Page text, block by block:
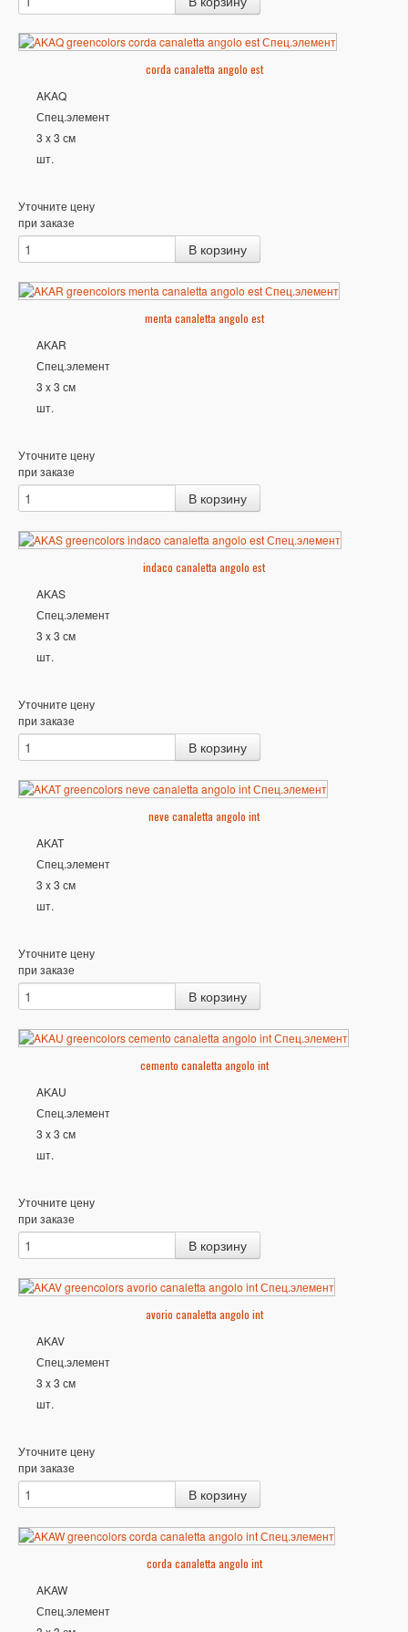
corda canaletta angolo est
AKAQ
Спец.элемент
3 x 3 см
шт.
Уточните цену
при заказе
menta canaletta angolo est
AKAR
Спец.элемент
3 x 3 см
шт.
Уточните цену
при заказе
indaco canaletta angolo est
AKAS
Спец.элемент
3 x 3 см
шт.
Уточните цену
при заказе
neve canaletta angolo int
AKAT
Спец.элемент
3 x 3 см
шт.
Уточните цену
при заказе
cemento canaletta angolo int
AKAU
Спец.элемент
3 x 3 см
шт.
Уточните цену
при заказе
avorio canaletta angolo int
AKAV
Спец.элемент
3 x 3 см
шт.
Уточните цену
при заказе
corda canaletta angolo int
AKAW
Спец.элемент